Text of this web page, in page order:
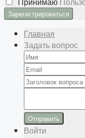
Главная
Задать вопрос
Отправить
Войти